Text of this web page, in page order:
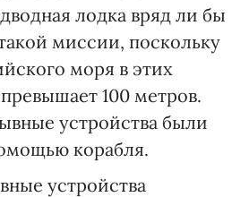
лодка вряд ли бы
миссии, поскольку
моря в этих
100 метров.
устройства были
корабля.
устройства